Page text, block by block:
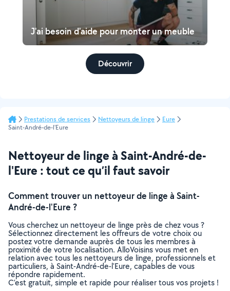
J'ai besoin d'aide pour monter un meuble
Découvrir
Prestations de services Nettoyeurs de linge
Eure
Saint-André-de-l'Eure
Nettoyeur de linge à Saint-André-de-
l'Eure : tout ce qu’il faut savoir
Comment trouver un nettoyeur de linge à Saint-
André-de-l'Eure ?
Vous cherchez un nettoyeur de linge près de chez vous ?
Sélectionnez directement les offreurs de votre choix ou
postez votre demande auprès de tous les membres à
proximité de votre localisation. AlloVoisins vous met en
relation avec tous les nettoyeurs de linge, professionnels et
particuliers, à Saint-André-de-l'Eure, capables de vous
répondre rapidement.
C’est gratuit, simple et rapide pour réaliser tous vos projets !